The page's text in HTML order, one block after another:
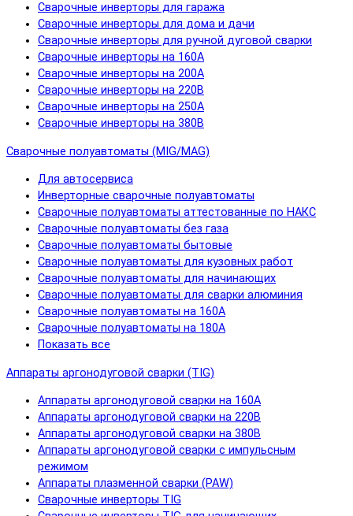
Сварочные инверторы для гаража
Сварочные инверторы для дома и дачи
Сварочные инверторы для ручной дуговой сварки
Сварочные инверторы на 160А
Сварочные инверторы на 200А
Сварочные инверторы на 220В
Сварочные инверторы на 250А
Сварочные инверторы на 380В
Сварочные полуавтоматы (MIG/MAG)
Для автосервиса
Инверторные сварочные полуавтоматы
Сварочные полуавтоматы аттестованные по НАКС
Сварочные полуавтоматы без газа
Сварочные полуавтоматы бытовые
Сварочные полуавтоматы для кузовных работ
Сварочные полуавтоматы для начинающих
Сварочные полуавтоматы для сварки алюминия
Сварочные полуавтоматы на 160А
Сварочные полуавтоматы на 180А
Показать все
Аппараты аргонодуговой сварки (TIG)
Аппараты аргонодуговой сварки на 160А
Аппараты аргонодуговой сварки на 220В
Аппараты аргонодуговой сварки на 380В
Аппараты аргонодуговой сварки с импульсным
режимом
Аппараты плазменной сварки (PAW)
Сварочные инверторы TIG